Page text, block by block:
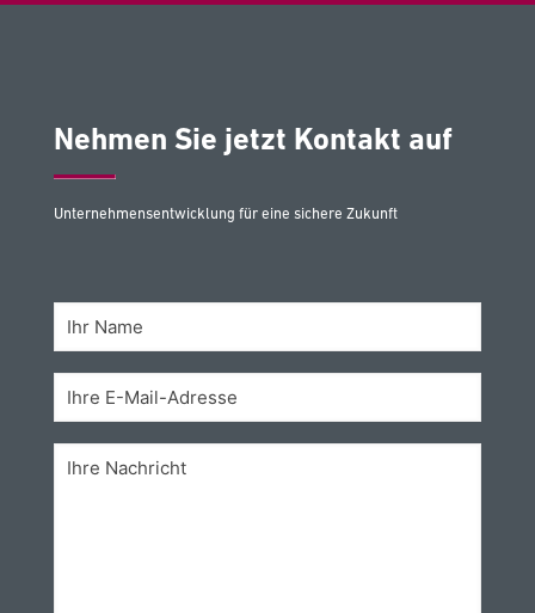
Nehmen Sie jetzt Kontakt auf
Unternehmensentwicklung für eine sichere Zukunft